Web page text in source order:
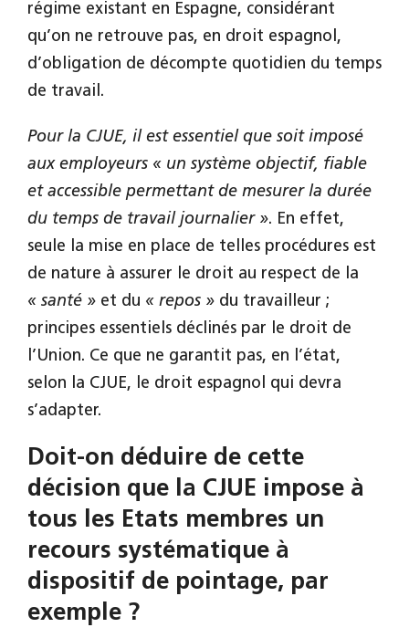
régime existant en Espagne, considérant
qu’on ne retrouve pas, en droit espagnol,
d’obligation de décompte quotidien du temps
de travail.
Pour la CJUE, il est essentiel que soit imposé
aux employeurs « un système objectif, fiable
et accessible permettant de mesurer la durée
du temps de travail journalier ». En effet,
seule la mise en place de telles procédures est
de nature à assurer le droit au respect de la
« santé » et du « repos » du travailleur ;
principes essentiels déclinés par le droit de
l’Union. Ce que ne garantit pas, en l’état,
selon la CJUE, le droit espagnol qui devra
s’adapter.
Doit-on déduire de cette
décision que la CJUE impose à
tous les Etats membres un
recours systématique à
dispositif de pointage, par
exemple ?